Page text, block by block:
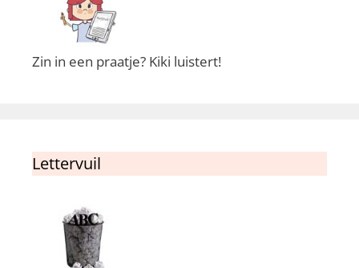
Zin in een praatje? Kiki luistert!
Lettervuil